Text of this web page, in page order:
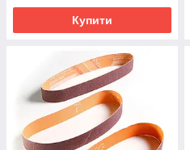
Купити